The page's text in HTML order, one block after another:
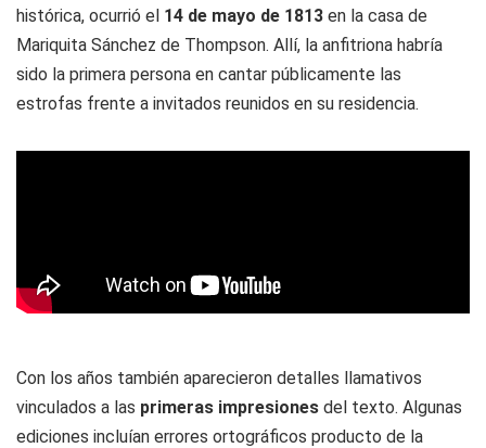
histórica, ocurrió el 14 de mayo de 1813 en la casa de
Mariquita Sánchez de Thompson. Allí, la anfitriona habría
sido la primera persona en cantar públicamente las
estrofas frente a invitados reunidos en su residencia.
Con los años también aparecieron detalles llamativos
vinculados a las primeras impresiones del texto. Algunas
ediciones incluían errores ortográficos producto de la